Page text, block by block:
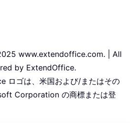
www.extendoffice.com. | All
by ExtendOffice.
ロゴは、米国および/またはその
Corporation の商標または登